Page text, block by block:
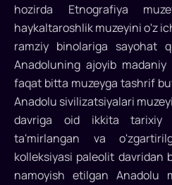
hozirda Etnografiya
haykaltaroshlik muzeyini o'z
ramziy binolariga sayohat
Anadoluning ajoyib
faqat bitta muzeyga tashrif
Anadolu sivilizatsiyalari
davriga oid ikkita tarixiy
ta'mirlangan va
kolleksiyasi paleolit davridan
namoyish etilgan Anadolu